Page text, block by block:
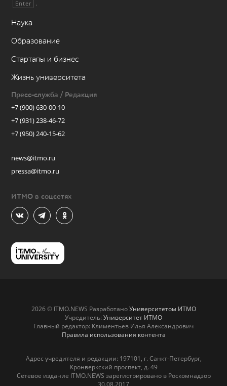
Enter .
Наука
Образование
Стартапы и бизнес
Жизнь университета
Пресс-служба / Редакция
+7 (900) 630-00-10
+7 (931) 238-46-72
+7 (950) 240-15-62
news@itmo.ru
pressa@itmo.ru
ИТМО в соцсетях
2026 © ITMO.NEWS РазработаноУниверситетом ИТМО
Учредитель: Университет ИТМО
Главный редактор: Климентьев Илья Александрович
Правила использования контента
Адрес учредителя и редакции: 197101, г. Санкт-Петербург,
Кронверкский проспект, д. 49
Сетевое издание ITMO.NEWS зарегистрировано в Роскомнадзор
30.08.2017